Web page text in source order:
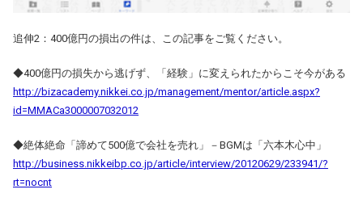
追伸2：400億円の損出の件は、この記事をご覧ください。
◆400億円の損失から逃げず、「経験」に変えられたからこそ今がある
http://bizacademy.nikkei.co.jp/management/mentor/article.aspx?
id=MMACa3000007032012
◆絶体絶命「諦めて500億で会社を売れ」－BGMは「六本木心中」
http://business.nikkeibp.co.jp/article/interview/20120629/233941/?
rt=nocnt